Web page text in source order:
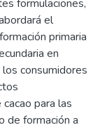
formulaciones,
el
primaria
en
consumidores
para las
de formación a